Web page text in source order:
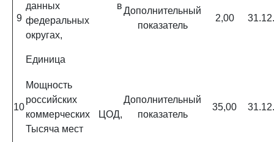
9
данных в
федеральных
округах,
Единица
Дополнительный
показатель
2,00
10
Мощность
российских
коммерческих ЦОД,
Тысяча мест
Дополнительный
показатель
35,00